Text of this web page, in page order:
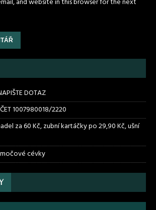
DOTAZ
1007980018/2220
za 60 Kč, zubní kartáčky po 29,90 Kč, ušní
cévky